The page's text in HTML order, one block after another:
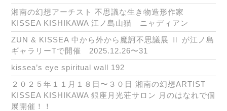
湘南の幻想アーチスト 不思議な生き物造形作家
KISSEA KISHIKAWA 江ノ島山猫 ニャディアン
ZUN & KISSEA 中から外から魔訶不思議展 Ⅱ が江ノ島
ギャラリーTで開催 2025.12.26〜31
kissea’s eye spiritual wall 192
２０２５年１１月１８日〜３０日 湘南の幻想ARTIST
KISSEA KISHIKAWA 銀座月光荘サロン 月のはなれで個
展開催！！